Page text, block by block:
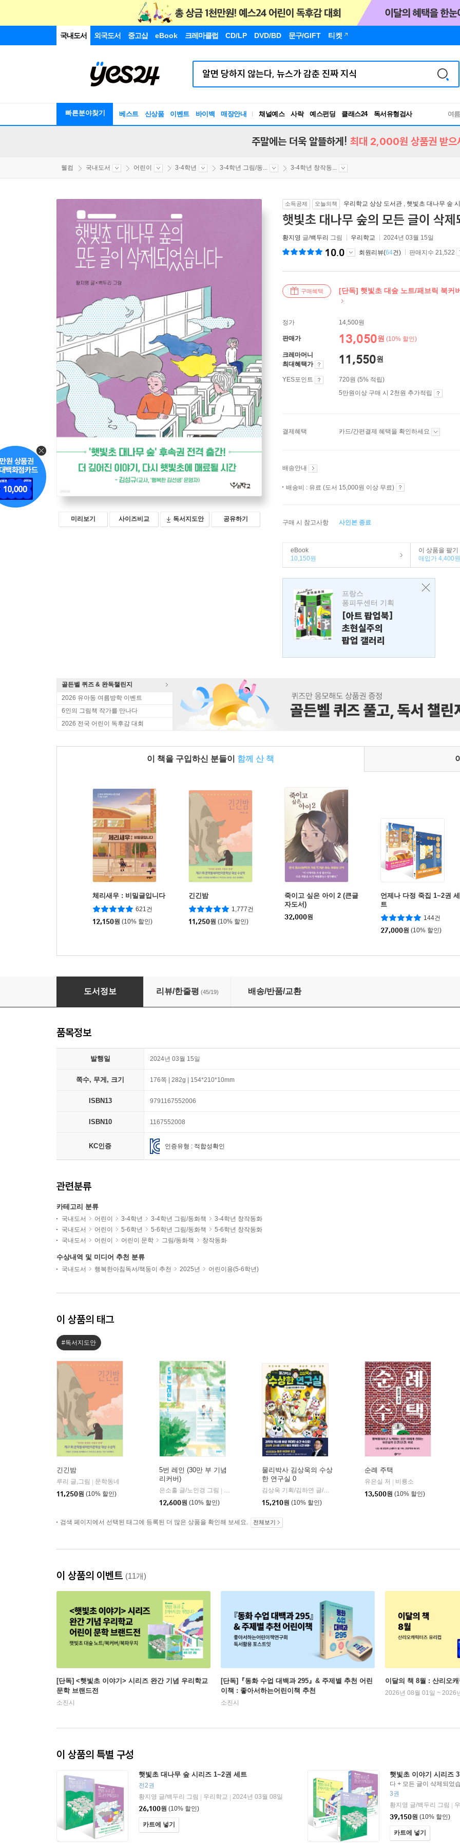
국내도서 외국도서 중고샵 eBook 크레마클럽 CD/LP DVD/BD 문구/GIFT 티켓
빠른분야찾기 베스트 신상품 이벤트 바이백 매장안내 채널예스 사락 예스펀딩 클래스24
RBTI Lab
독서유형검사
여
주말에는 더욱 알뜰하게! 최대 2,000원 상품권 받으
웰컴 국내도서 어린이 3-4학년 3-4학년 그림/동... 3-4학년 창작동...
미리보기 사이즈비교 독서지도안 공유하기
소득공제 오늘의책 우리학교 상상 도서관 , 햇빛초 대나무 숲
햇빛초 대나무 숲의 모든 글이 삭
황지영 글/백두리 그림 우리학교 2024년 03월 15일
10.0 회원리뷰(64건) 판매지수 21,522
구매혜택 [단독] 햇빛초 대숲 노트/패브릭 북커
정가 14,500원
판매가 13,050원 (10% 할인)
크레마머니
최대혜택가
11,550원
YES포인트
720원 (5% 적립)
5만원이상 구매 시 2천원 추가적립
결제혜택 카드/간편결제 혜택을 확인하세요
배송안내
배송비 : 유료 (도서 15,000원 이상 무료)
구매 시 참고사항 사인본 종료
eBook
10,150원
이 상품을 팔기
매입가 4,400원
프랑스
퐁피두센터 기획
[아트 팝업북]
초현실주의
팝업 갤러리
골든벨 퀴즈 & 완독챌린지
2026 유아동 여름방학 이벤트
6인의 그림책 작가를 만나다
2026 전국 어린이 독후감 대회
이 책을 구입하신 분들이 함께 산 책
체리새우 : 비밀글입니다
621건
12,150원 (10% 할인)
긴긴밤
1,777건
11,250원 (10% 할인)
죽이고 싶은 아이 2 (큰글
자도서)
32,000원
언제나 다정 죽집 1~2권 세
트
144건
27,000원 (10% 할인)
햇빛초 대나무 숲의 모든 글이 삭제되었습니다
도서정보 리뷰/한줄평 (45/19) 배송/반품/교환
품목정보
발행일 2024년 03월 15일
쪽수, 무게, 크기 176쪽 | 282g | 154*210*10mm
ISBN13 9791167552006
ISBN10 1167552008
KC인증 인증유형 : 적합성확인
관련분류
카테고리 분류
국내도서 어린이 3-4학년 3-4학년 그림/동화책
3-4학년 창작동화
국내도서
어린이 5-6학년 5-6학년 그림/동화책
5-6학년 창작동화
국내도서
어린이 어린이 문학 그림/동화책 창작동화
수상내역 및 미디어 추천 분류
국내도서 행복한아침독서/책둥이 추천 2025년 어린이용(5-6학년)
이 상품의 태그
#독서지도안
긴긴밤
루리 글,그림
문학동네
11,250원 (10% 할인)
5번 레인 (30만 부 기념
리커버)
은소홀 글/노인경 그림
문학동네
12,600원 (10% 할인)
물리박사 김상욱의 수상
한 연구실 0
김상욱 기획/김하연 글/정순규 그림
아울북
15,210원 (10% 할인)
순례 주택
유은실 저
비룡소
13,500원 (10% 할인)
검색 페이지에서 선택된 태그에 등록된 더 많은 상품을 확인해 보세요. 전체보기
이 상품의 이벤트 (11개)
[단독] <햇빛초 이야기> 시리즈 완간 기념 우리학교
문학 브랜드전
소진시
[단독]『동화 수업 대백과 295』& 주제별 추천 어린
이책 : 좋아서하는어린이책 추천
소진시
이달의 책 8월 : 산리오
2026년 08월 01일 ~ 2026
이 상품의 특별 구성
햇빛초 대나무 숲 시리즈 1~2권 세트
전2권
황지영 글/백두리 그림
우리학교
2024년 03월 08일
26,100원 (10% 할인)
카트에 넣기
햇빛초 이야기 시리즈
다 + 모든 글이 삭제되었
입니다.
3권
황지영 글/백두리 그림
39,150원 (10% 할인)
카트에 넣기